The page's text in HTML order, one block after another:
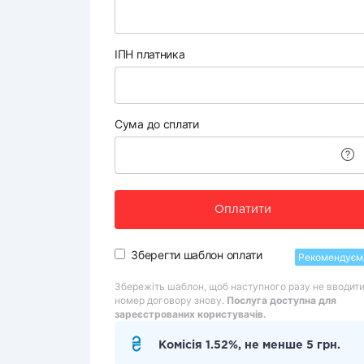
ІПН платника
Сума до сплати
Оплатити
Зберегти шаблон оплати
Збережіть шаблон, щоб наступного разу не вводити
номер договору знову. Послуга доступна для
зареєстрованих користувачів.
Комісія 1.52%, не менше 5 грн.